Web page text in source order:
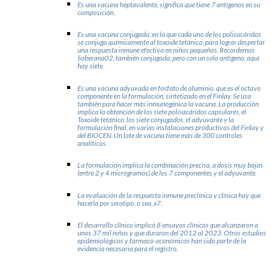
Es una vacuna heptavalente, significa que tiene 7 antígenos en su
composición.
Es una vacuna conjugada, en la que cada uno de los polisacáridos
se conjuga químicamente al toxoide tetánico, para lograr despertar
una respuesta inmune efectiva en niños pequeños. Recordemos
Soberana02, también conjugada, pero con un solo antígeno, aquí
hay siete.
Es una vacuna adyuvada en fosfato de aluminio, que es el octavo
componente en la formulación, sintetizado en el Finlay. Se usa
también para hacer más inmunogénica la vacuna. La producción
implica la obtención de los siete polisacáridos capsulares, el
Toxoide tetánico, los siete conjugados, el adyuvante y la
formulación final, en varias instalaciones productivas del Finlay y
del BIOCEN. Un lote de vacuna tiene más de 300 controles
analíticos.
La formulación implica la combinación precisa, a dosis muy bajas
(entre 2 y 4 microgramos) de los 7 componentes y el adyuvante.
La evaluación de la respuesta inmune preclínica y clínica hay que
hacerla por serotipo, o sea, x7.
El desarrollo clínico implicó 8 ensayos clínicos que alcanzaron a
unos 37 mil niños y que duraron del 2012 al 2023. Otros estudios
epidemiológicos y farmaco-económicos han sido parte de la
evidencia necesaria para el registro.